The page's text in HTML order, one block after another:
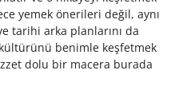
yemek önerileri değil, aynı
tarihi arka planlarını da
benimle keşfetmek
dolu bir macera burada